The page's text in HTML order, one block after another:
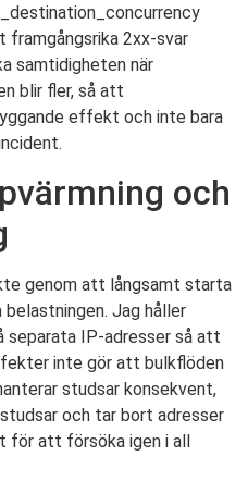
framgångsrika 2xx-svar
samtidigheten när
blir fler, så att
effekt och inte bara
och
genom att långsamt starta
belastningen. Jag håller
separata IP-adresser så att
inte gör att bulkflöden
studsar konsekvent,
och tar bort adresser
för att försöka igen i all